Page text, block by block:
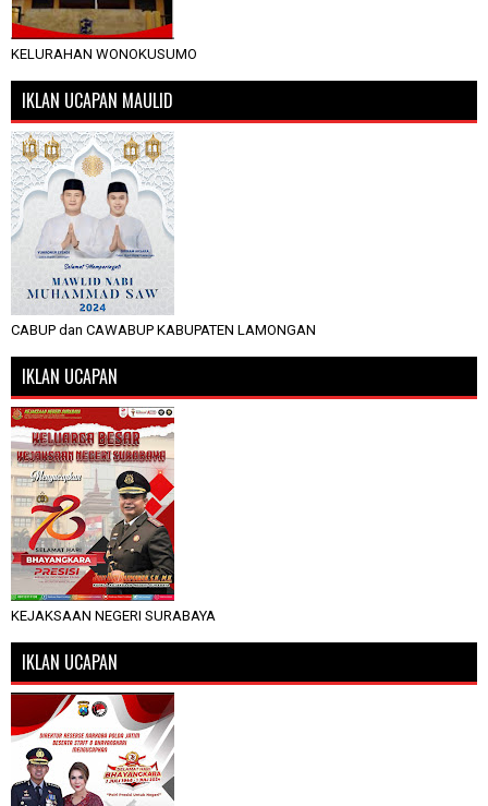
KELURAHAN WONOKUSUMO
IKLAN UCAPAN MAULID
CABUP dan CAWABUP KABUPATEN LAMONGAN
IKLAN UCAPAN
KEJAKSAAN NEGERI SURABAYA
IKLAN UCAPAN